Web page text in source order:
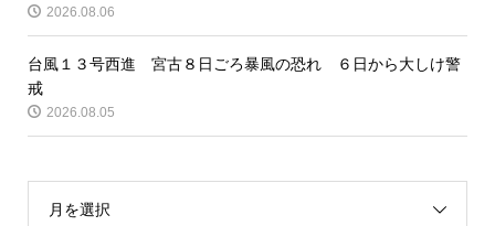
2026.08.06
台風１３号西進 宮古８日ごろ暴風の恐れ ６日から大しけ警
戒
2026.08.05
月を選択